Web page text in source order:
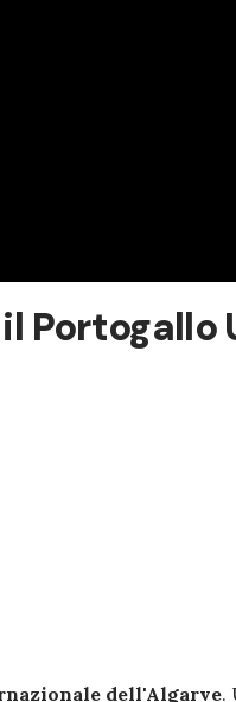
dell'Algarve.